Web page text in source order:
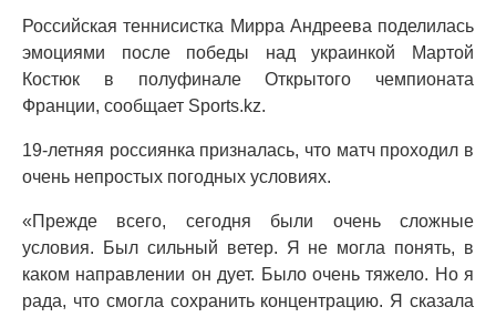
Российская теннисистка Мирра Андреева поделилась
эмоциями после победы над украинкой Мартой
Костюк в полуфинале Открытого чемпионата
Франции, сообщает Sports.kz.
19-летняя россиянка призналась, что матч проходил в
очень непростых погодных условиях.
«Прежде всего, сегодня были очень сложные
условия. Был сильный ветер. Я не могла понять, в
каком направлении он дует. Было очень тяжело. Но я
рада, что смогла сохранить концентрацию. Я сказала